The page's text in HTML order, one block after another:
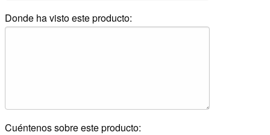
Donde ha visto este producto:
Cuéntenos sobre este producto: